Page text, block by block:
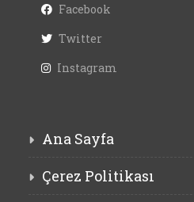
Facebook
Twitter
Instagram
Ana Sayfa
Çerez Politikası